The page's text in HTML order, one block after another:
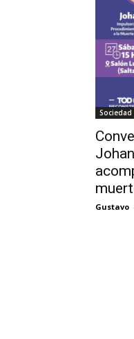
Sociedad
Gustavo -